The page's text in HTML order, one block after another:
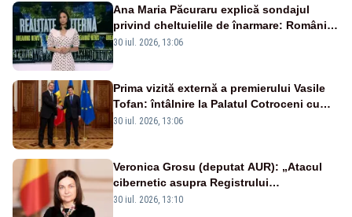
Ana Maria Păcuraru explică sondajul
privind cheltuielile de înarmare: Românii
cer transparență în achiziții și un echilibru
30 iul. 2026, 13:06
Prima vizită externă a premierului Vasile
Tofan: întâlnire la Palatul Cotroceni cu
președintele Nicușor Dan
30 iul. 2026, 13:06
Veronica Grosu (deputat AUR): „Atacul
cibernetic asupra Registrului
Proprietăților transmite un semnal de
30 iul. 2026, 13:10